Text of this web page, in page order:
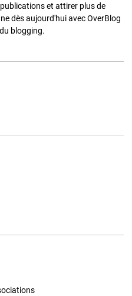
et attirer plus de
dès aujourd'hui avec OverBlog
blogging.